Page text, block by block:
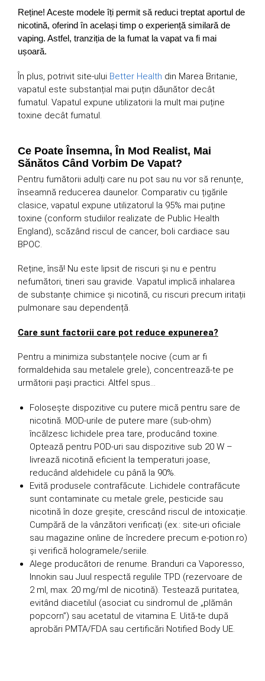
Reține! Aceste modele îți permit să reduci treptat aportul de
nicotină, oferind în același timp o experiență similară de
vaping. Astfel, tranziția de la fumat la vapat va fi mai
ușoară.
În plus, potrivit site-ului Better Health din Marea Britanie,
vapatul este substanțial mai puțin dăunător decât
fumatul. Vapatul expune utilizatorii la mult mai puține
toxine decât fumatul.
Ce Poate Însemna, În Mod Realist, Mai
Sănătos Când Vorbim De Vapat?
Pentru fumătorii adulți care nu pot sau nu vor să renunțe,
înseamnă reducerea daunelor. Comparativ cu țigările
clasice, vapatul expune utilizatorul la 95% mai puține
toxine (conform studiilor realizate de Public Health
England), scăzând riscul de cancer, boli cardiace sau
BPOC.
Reține, însă! Nu este lipsit de riscuri și nu e pentru
nefumători, tineri sau gravide. Vapatul implică inhalarea
de substanțe chimice și nicotină, cu riscuri precum iritații
pulmonare sau dependență.
Care sunt factorii care pot reduce expunerea?
Pentru a minimiza substanțele nocive (cum ar fi
formaldehida sau metalele grele), concentrează-te pe
următorii pași practici. Altfel spus…
Folosește dispozitive cu putere mică pentru sare de
nicotină. MOD-urile de putere mare (sub-ohm)
încălzesc lichidele prea tare, producând toxine.
Optează pentru POD-uri sau dispozitive sub 20 W –
livrează nicotină eficient la temperaturi joase,
reducând aldehidele cu până la 90%.
Evită produsele contrafăcute. Lichidele contrafăcute
sunt contaminate cu metale grele, pesticide sau
nicotină în doze greșite, crescând riscul de intoxicație.
Cumpără de la vânzători verificați (ex.: site-uri oficiale
sau magazine online de încredere precum e-potion.ro)
și verifică hologramele/seriile.
Alege producători de renume. Branduri ca Vaporesso,
Innokin sau Juul respectă regulile TPD (rezervoare de
2 ml, max. 20 mg/ml de nicotină). Testează puritatea,
evitând diacetilul (asociat cu sindromul de „plămân
popcorn”) sau acetatul de vitamina E. Uită-te după
aprobări PMTA/FDA sau certificări Notified Body UE.